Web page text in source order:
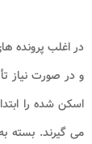
در اغلب پرونده
و در صورت نیاز
اسکن شده را
می گیرند. بسته